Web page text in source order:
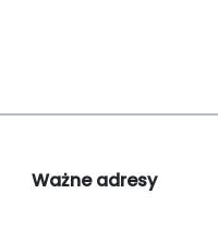
Ważne adresy